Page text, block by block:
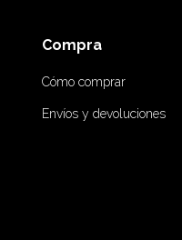
Compra
Cómo comprar
Envíos y devoluciones